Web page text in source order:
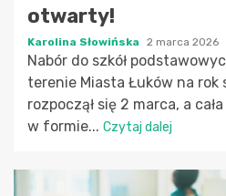
otwarty!
Karolina Słowińska 2 marca 2026
Nabór do szkół
terenie Miasta Łuków na
rozpoczął się 2 marca, a
w formie... Czytaj dalej